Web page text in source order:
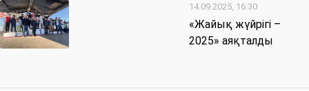
14.09.2025, 16:30
«Жайық жүйрігі –
2025» аяқталды